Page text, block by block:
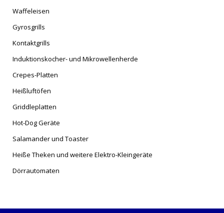
Waffeleisen
Gyrosgrills
Kontaktgrills
Induktionskocher- und Mikrowellenherde
Crepes-Platten
Heißluftöfen
Griddleplatten
Hot-Dog Geräte
Salamander und Toaster
Heiße Theken und weitere Elektro-Kleingeräte
Dörrautomaten